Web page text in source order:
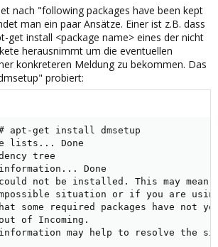
nach "following packages have been kept
man ein paar Ansätze. Einer ist z.B. dass
get install <package name> eines der nicht
herausnimmt um die eventuellen
konkreteren Meldung zu bekommen. Das
probiert:
apt-get install dmsetup
lists... Done
tree
Done
could not be installed. This may mean
situation or if you are
some required packages have not
of Incoming.
may help to resolve the